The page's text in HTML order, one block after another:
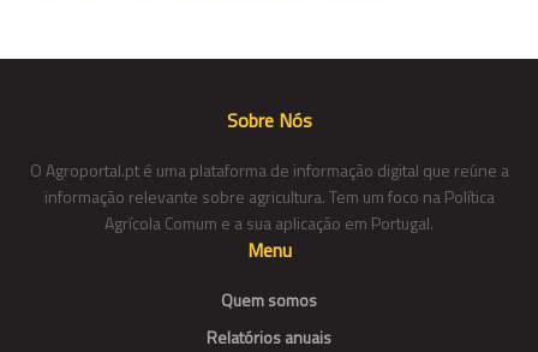
Sobre Nós
O Agroportal.pt é uma plataforma de informação digital que reúne a
informação relevante sobre agricultura. Tem um foco na Política
Agrícola Comum e a sua aplicação em Portugal.
Menu
Quem somos
Relatórios anuais